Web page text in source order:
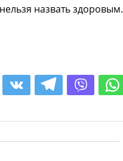
назвать здоровым.